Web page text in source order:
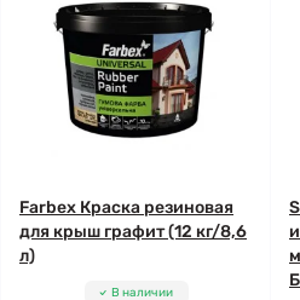
Farbex Краска резиновая
для крыш графит (12 кг/8,6
л)
В наличии